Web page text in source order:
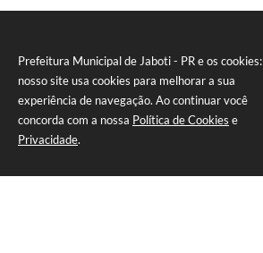
Prefeitura Municipal de Jaboti - PR e os cookies:
nosso site usa cookies para melhorar a sua
experiência de navegação. Ao continuar você
concorda com a nossa Política de Cookies e
Privacidade.